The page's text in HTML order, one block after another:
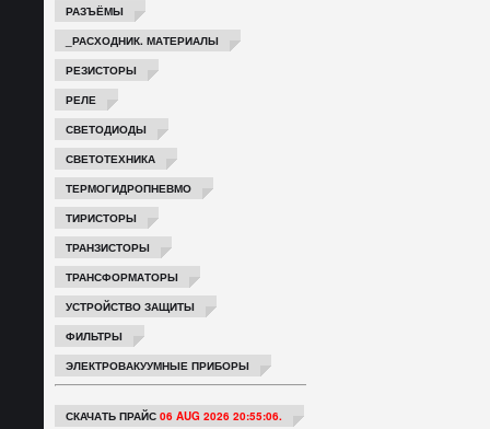
РАЗЪЁМЫ
_РАСХОДНИК. МАТЕРИАЛЫ
РЕЗИСТОРЫ
РЕЛЕ
СВЕТОДИОДЫ
СВЕТОТЕХНИКА
ТЕРМОГИДРОПНЕВМО
ТИРИСТОРЫ
ТРАНЗИСТОРЫ
ТРАНСФОРМАТОРЫ
УСТРОЙСТВО ЗАЩИТЫ
ФИЛЬТРЫ
ЭЛЕКТРОВАКУУМНЫЕ ПРИБОРЫ
СКАЧАТЬ ПРАЙС 06 AUG 2026 20:55:06.